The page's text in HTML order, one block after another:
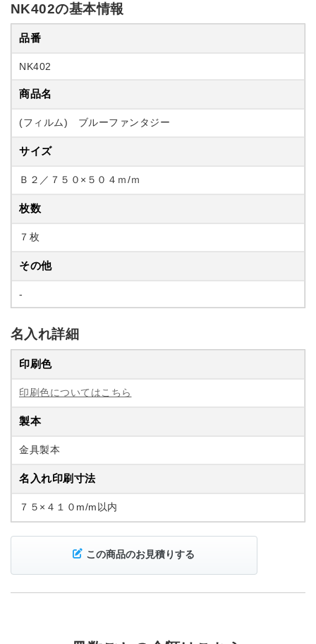
NK402の基本情報
品番
NK402
商品名
(フィルム) ブルーファンタジー
サイズ
Ｂ２／７５０×５０４ｍ/ｍ
枚数
７枚
その他
-
名入れ詳細
印刷色
印刷色についてはこちら
製本
金具製本
名入れ印刷寸法
７５×４１０m/m以内
この商品のお見積りする